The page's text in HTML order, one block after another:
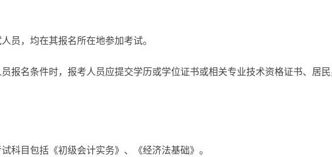
员，均在其报名所在地参加考试。
员报名条件时，报考人员应提交学历或学位证书或相关专业技术资格证书、居
试科目包括《初级会计实务》、《经济法基础》。